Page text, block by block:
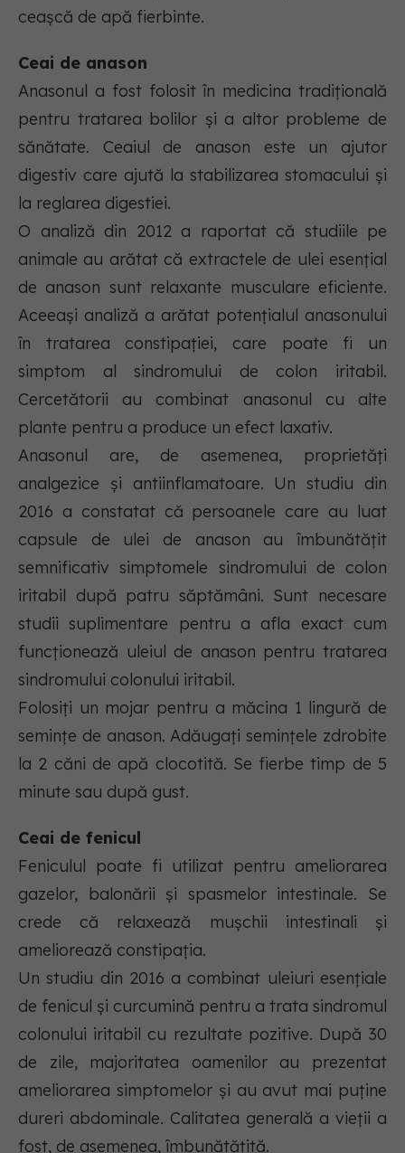
ceașcă de apă fierbinte.
Ceai de anason
Anasonul a fost folosit în medicina tradițională
pentru tratarea bolilor și a altor probleme de
sănătate. Ceaiul de anason este un ajutor
digestiv care ajută la stabilizarea stomacului și
la reglarea digestiei.
O analiză din 2012 a raportat că studiile pe
animale au arătat că extractele de ulei esențial
de anason sunt relaxante musculare eficiente.
Aceeași analiză a arătat potențialul anasonului
în tratarea constipației, care poate fi un
simptom al sindromului de colon iritabil.
Cercetătorii au combinat anasonul cu alte
plante pentru a produce un efect laxativ.
Anasonul are, de asemenea, proprietăți
analgezice și antiinflamatoare. Un studiu din
2016 a constatat că persoanele care au luat
capsule de ulei de anason au îmbunătățit
semnificativ simptomele sindromului de colon
iritabil după patru săptămâni. Sunt necesare
studii suplimentare pentru a afla exact cum
funcționează uleiul de anason pentru tratarea
sindromului colonului iritabil.
Folosiți un mojar pentru a măcina 1 lingură de
semințe de anason. Adăugați semințele zdrobite
la 2 căni de apă clocotită. Se fierbe timp de 5
minute sau după gust.
Ceai de fenicul
Feniculul poate fi utilizat pentru ameliorarea
gazelor, balonării și spasmelor intestinale. Se
crede că relaxează mușchii intestinali și
ameliorează constipația.
Un studiu din 2016 a combinat uleiuri esențiale
de fenicul și curcumină pentru a trata sindromul
colonului iritabil cu rezultate pozitive. După 30
de zile, majoritatea oamenilor au prezentat
ameliorarea simptomelor și au avut mai puține
dureri abdominale. Calitatea generală a vieții a
fost, de asemenea, îmbunătățită.